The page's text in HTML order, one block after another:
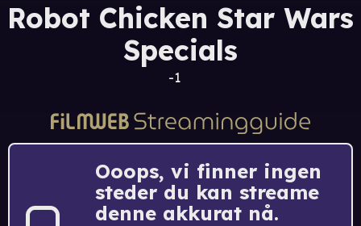
Robot Chicken Star Wars
Specials
-1
Ooops, vi finner ingen
steder du kan streame
denne akkurat nå.